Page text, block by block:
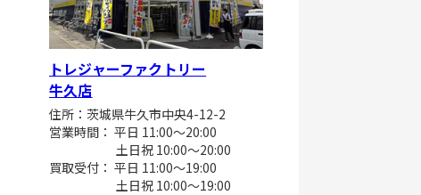
トレジャーファクトリー
牛久店
住所：茨城県牛久市中央4-12-2
営業時間： 平日 11:00～20:00
土日祝 10:00～20:00
買取受付： 平日 11:00～19:00
土日祝 10:00～19:00